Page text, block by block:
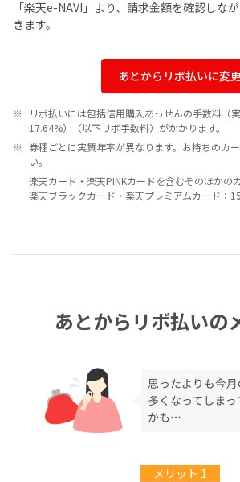
「楽天e-NAVI」より、請求金額を確認しな
きます。
あとからリボ払いに変更
リボ払いには包括信用購入あっせんの手数料（
17.64%）（以下リボ手数料）がかかります。
券種ごとに実質年率が異なります。お持ちのカ
い。
楽天カード・楽天PINKカードを含むそのほかの
楽天ブラックカード・楽天プレミアムカード：
あとからリボ払いの
メリット 1